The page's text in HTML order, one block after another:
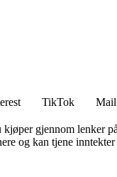
TikTok Mail
gjennom lenker
og kan tjene